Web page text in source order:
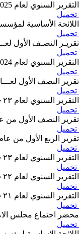
التقرير السنوي لعام 2025
تحميل
اللائحة الأساسية لمؤسسة
تحميل
تقريـر النصـف الأول لعـــام
تحميل
التقرير السنوي لعام 2024
تحميل
تقرير النصف الأول لعـــام
تحميل
التقرير السنوي لعام ٢٠٢٣
تحميل
تقرير النصف الأول من عام
تحميل
تقرير الربع الأول من عام
تحميل
التقرير السنوي لعام ٢٠٢٣
تحميل
التقرير السنوي لعام ٢٠٢٢
تحميل
التقرير السنوي لعام ٢٠٢١
تحميل
محضر اجتماع مجلس الامناء
تحميل